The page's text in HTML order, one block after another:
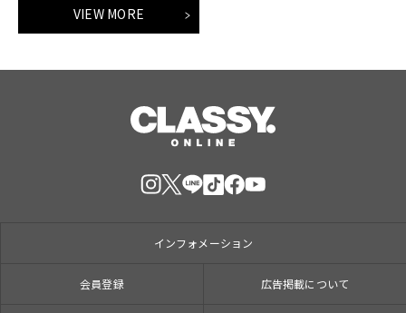
VIEW MORE
インフォメーション
会員登録 広告掲載について